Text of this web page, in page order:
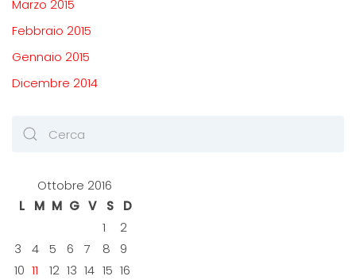
Marzo 2015
Febbraio 2015
Gennaio 2015
Dicembre 2014
Ottobre 2016
L
M M G V S
D
1
2
3
4 5 6 7 8
9
10 11 12 13 14 15 16